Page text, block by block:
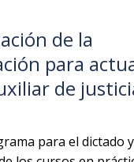
de la
para
de
para el dictado y